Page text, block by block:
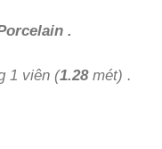
.
1 viên (1.28mét) .